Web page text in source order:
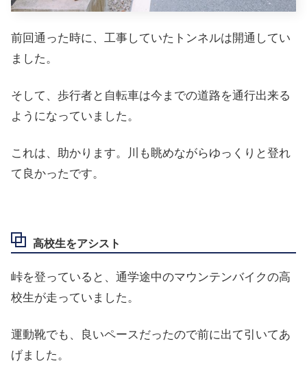
前回通った時に、工事していたトンネルは開通してい
ました。
そして、歩行者と自転車は今までの道路を通行出来る
ようになっていました。
これは、助かります。川も眺めながらゆっくりと登れ
て良かったです。
高校生をアシスト
峠を登っていると、通学途中のマウンテンバイクの高
校生が走っていました。
運動靴でも、良いペースだったので前に出て引いてあ
げました。